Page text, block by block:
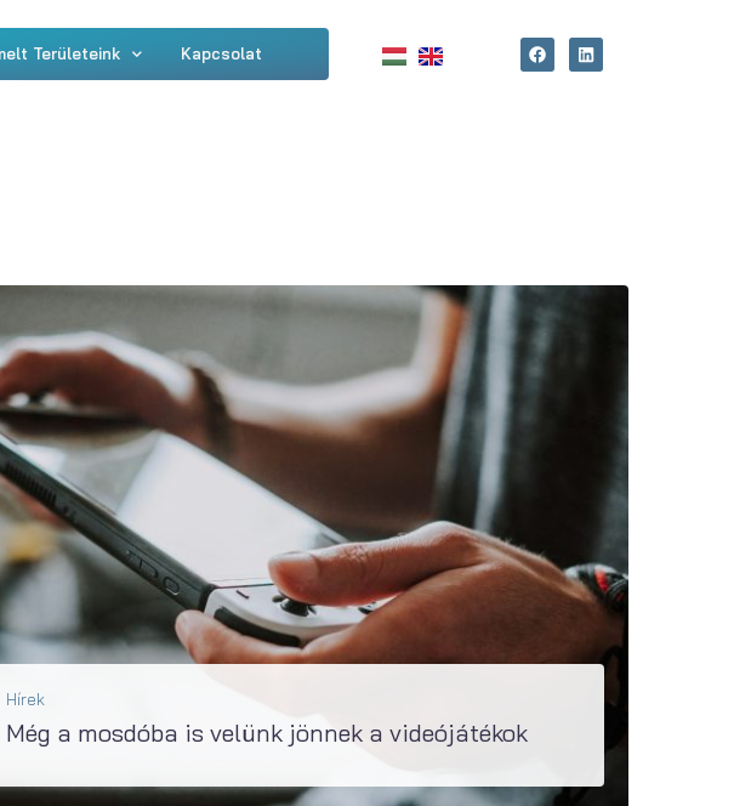
Területeink Kapcsolat
Hírek
Még a mosdóba is velünk jönnek a videójátékok